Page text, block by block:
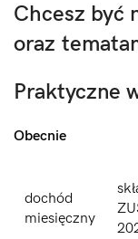
Chcesz być
oraz
Praktyczne
Obecnie
dochód
miesięczny